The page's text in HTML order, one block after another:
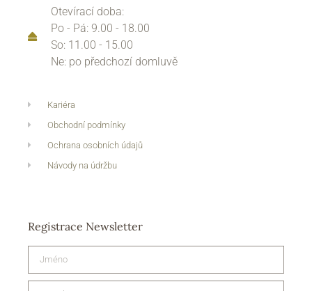
Otevírací doba:
Po - Pá: 9.00 - 18.00
So: 11.00 - 15.00
Ne: po předchozí domluvě
Kariéra
Obchodní podmínky
Ochrana osobních údajů
Návody na údržbu
Registrace Newsletter